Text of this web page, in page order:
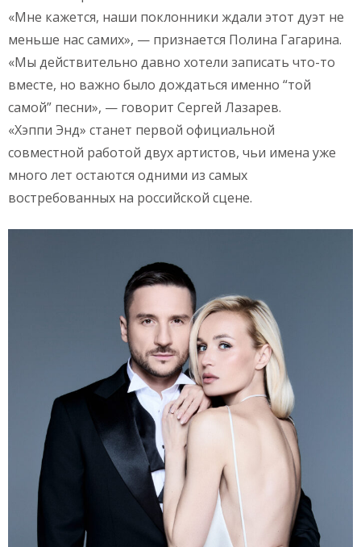
«Мне кажется, наши поклонники ждали этот дуэт не
меньше нас самих», — признается Полина Гагарина.
«Мы действительно давно хотели записать что-то
вместе, но важно было дождаться именно “той
самой” песни», — говорит Сергей Лазарев.
«Хэппи Энд» станет первой официальной
совместной работой двух артистов, чьи имена уже
много лет остаются одними из самых
востребованных на российской сцене.